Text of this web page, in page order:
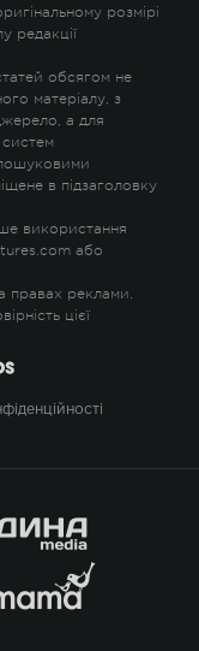
розмірі
редакції
обсягом не
матеріалу, з
а для
пошуковими
в підзаголовку
використання
або
правах реклами.
цієї